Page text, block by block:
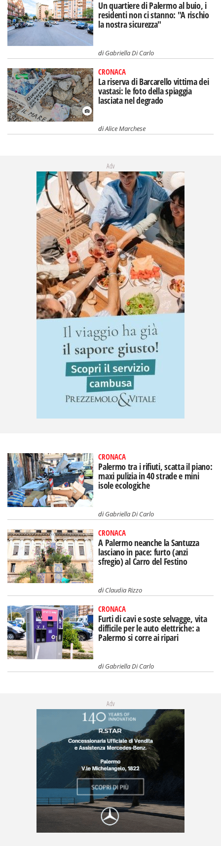
Un quartiere di Palermo al buio, i
residenti non ci stanno: "A rischio
la nostra sicurezza"
diGabriella Di Carlo
CRONACA
La riserva di Barcarello vittima dei
vastasi: le foto della spiaggia
lasciata nel degrado
diAlice Marchese
Adv
CRONACA
Palermo tra i rifiuti, scatta il piano:
maxi pulizia in 40 strade e mini
isole ecologiche
diGabriella Di Carlo
CRONACA
A Palermo neanche la Santuzza
lasciano in pace: furto (anzi
sfregio) al Carro del Festino
diClaudia Rizzo
CRONACA
Furti di cavi e soste selvagge, vita
difficile per le auto elettriche: a
Palermo si corre ai ripari
diGabriella Di Carlo
Adv